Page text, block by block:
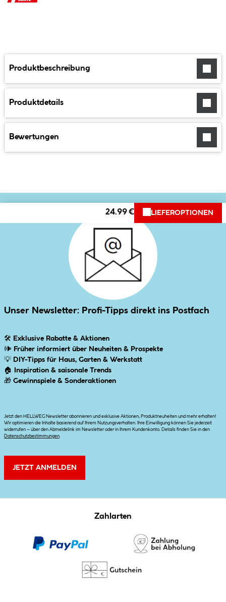
Produktbeschreibung
Produktdetails
Bewertungen
24.99 € LIEFEROPTIONEN
Unser Newsletter: Profi-Tipps direkt ins Postfach
🛠 Exklusive Rabatte & Aktionen
🕪 Früher informiert über Neuheiten & Prospekte
💡 DIY-Tipps für Haus, Garten & Werkstatt
🏠
Inspiration & saisonale Trends
🎁 Gewinnspiele & Sonderaktionen
Jetzt den HELLWEG Newsletter abonnieren und exklusive Aktionen, Produktneuheiten und mehr erhalten!
Wir optimieren die Inhalte basierend auf Ihrem Nutzungsverhalten. Ihre Einwilligung können Sie jederzeit
widerrufen – über den Abmeldelink im Newsletter oder in Ihrem Kundenkonto. Details finden Sie in den
Datenschutzbestimmungen
JETZT ANMELDEN
Zahlarten